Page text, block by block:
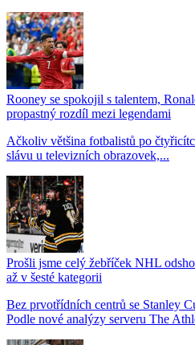
Rooney se spokojil s talentem,
propastný rozdíl mezi legendami
Ačkoliv většina fotbalistů po
slávu u televizních obrazovek,...
Prošli jsme celý žebříček NHL
až v šesté kategorii
Bez prvotřídních centrů se Stanley
Podle nové analýzy serveru The